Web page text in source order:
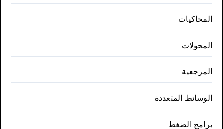
المحاكيات
المحولات
المرجعية
الوسائط المتعددة
برامج الضغط